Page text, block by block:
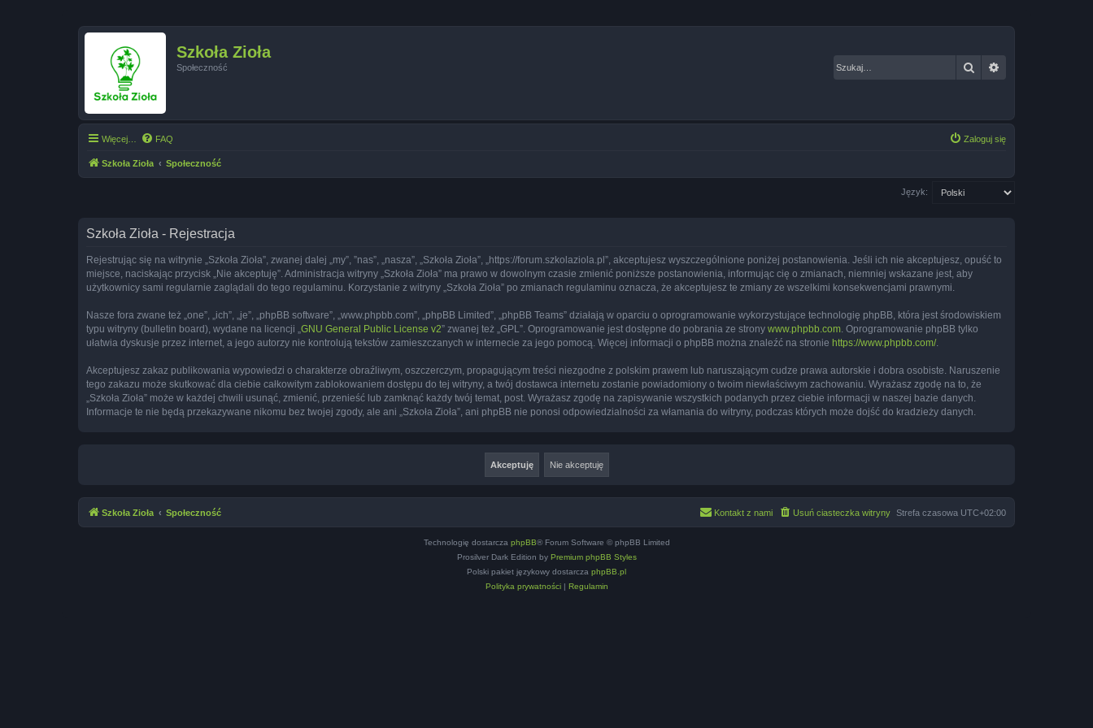
Szkoła Zioła
Społeczność Szukaj
Więcej… FAQ Zaloguj się
Szkoła Zioła Społeczność
Język:
Szkoła Zioła - Rejestracja
Rejestrując się na witrynie „Szkoła Zioła”, zwanej dalej „my”, ”nas”, „nasza”, „Szkoła Zioła”, „https://forum.szkolaziola.pl”, akceptujesz wyszczególnione poniżej postanowienia. Jeśli ich nie akceptujesz, opuść to
miejsce, naciskając przycisk „Nie akceptuję”. Administracja witryny „Szkoła Zioła” ma prawo w dowolnym czasie zmienić poniższe postanowienia, informując cię o zmianach, niemniej wskazane jest, aby
użytkownicy sami regularnie zaglądali do tego regulaminu. Korzystanie z witryny „Szkoła Zioła” po zmianach regulaminu oznacza, że akceptujesz te zmiany ze wszelkimi konsekwencjami prawnymi.
Nasze fora zwane też „one”, „ich”, „je”, „phpBB software”, „www.phpbb.com”, „phpBB Limited”, „phpBB Teams” działają w oparciu o oprogramowanie wykorzystujące technologię phpBB, która jest środowiskiem
typu witryny (bulletin board), wydane na licencji „ GNU General Public License v2” zwanej też „GPL”. Oprogramowanie jest dostępne do pobrania ze strony www.phpbb.com . Oprogramowanie phpBB tylko
ułatwia dyskusje przez internet, a jego autorzy nie kontrolują tekstów zamieszczanych w internecie za jego pomocą. Więcej informacji o phpBB można znaleźć na stronie https://www.phpbb.com/.
Akceptujesz zakaz publikowania wypowiedzi o charakterze obraźliwym, oszczerczym, propagującym treści niezgodne z polskim prawem lub naruszającym cudze prawa autorskie i dobra osobiste. Naruszenie
tego zakazu może skutkować dla ciebie całkowitym zablokowaniem dostępu do tej witryny, a twój dostawca internetu zostanie powiadomiony o twoim niewłaściwym zachowaniu. Wyrażasz zgodę na to, że
„Szkoła Zioła” może w każdej chwili usunąć, zmienić, przenieść lub zamknąć każdy twój temat, post. Wyrażasz zgodę na zapisywanie wszystkich podanych przez ciebie informacji w naszej bazie danych.
Informacje te nie będą przekazywane nikomu bez twojej zgody, ale ani „Szkoła Zioła”, ani phpBB nie ponosi odpowiedzialności za włamania do witryny, podczas których może dojść do kradzieży danych.
Szkoła Zioła Społeczność Strefa czasowa UTC+02:00
Usuń ciasteczka witryny
Kontakt z nami
Technologię dostarcza phpBB® Forum Software © phpBB Limited
Prosilver Dark Edition by Premium phpBB Styles
Polski pakiet językowy dostarcza phpBB.pl
Polityka prywatności| Regulamin